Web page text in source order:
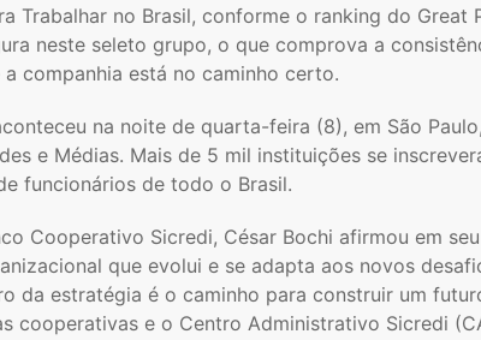
Trabalhar no Brasil, conforme o ranking do Great
neste seleto grupo, o que comprova a
companhia está no caminho certo.
na noite de quarta-feira (8), em São
e Médias. Mais de 5 mil instituições se
funcionários de todo o Brasil.
Cooperativo Sicredi, César Bochi afirmou em
que evolui e se adapta aos novos
da estratégia é o caminho para construir um
cooperativas e o Centro Administrativo Sicredi